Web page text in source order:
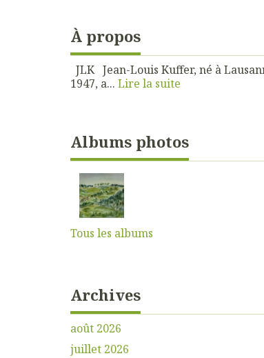
À propos
JLK Jean-Louis Kuffer, né à
1947, a... Lire la suite
Albums photos
Tous les albums
Archives
août 2026
juillet 2026